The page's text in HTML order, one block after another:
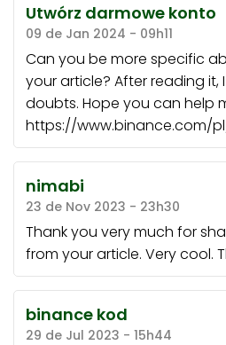
Utwórz darmowe konto
09 de Jan 2024 - 09h11
Can you be more specific
your article? After reading it,
doubts. Hope you can help
https://www.binance.com/pl/
nimabi
23 de Nov 2023 - 23h30
Thank you very much for
from your article. Very cool.
binance kod
29 de Jul 2023 - 15h44